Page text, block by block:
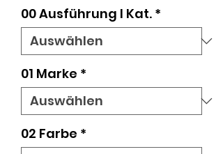
00 Ausführung l Kat. *
01 Marke *
02 Farbe *